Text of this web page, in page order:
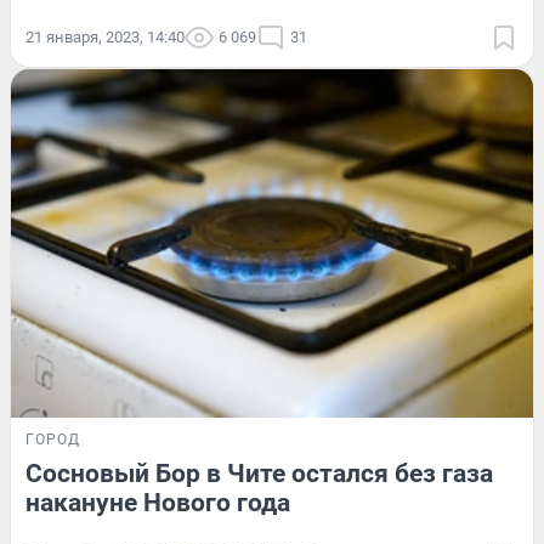
21 января, 2023, 14:40 6 069 31
ГОРОД
Сосновый Бор в Чите остался без газа
накануне Нового года